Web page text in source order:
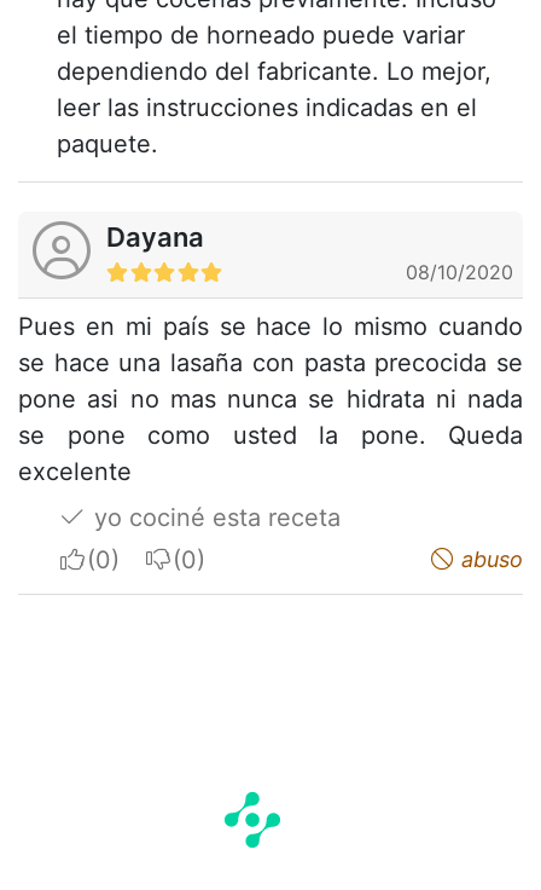
el tiempo de horneado puede variar
dependiendo del fabricante. Lo mejor,
leer las instrucciones indicadas en el
paquete.
Dayana
08/10/2020
Pues en mi país se hace lo mismo cuando
se hace una lasaña con pasta precocida se
pone asi no mas nunca se hidrata ni nada
se pone como usted la pone. Queda
excelente
yo cociné esta receta
I apreciateI do not appreciate abuso